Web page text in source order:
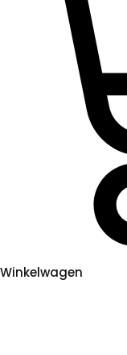
Winkelwagen